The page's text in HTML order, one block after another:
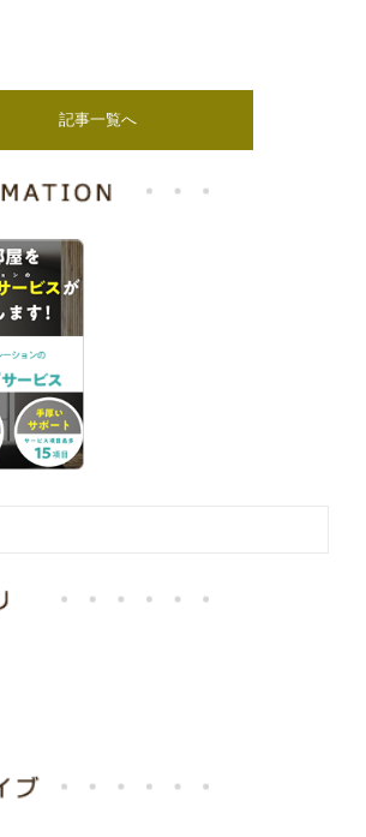
記事一覧へ